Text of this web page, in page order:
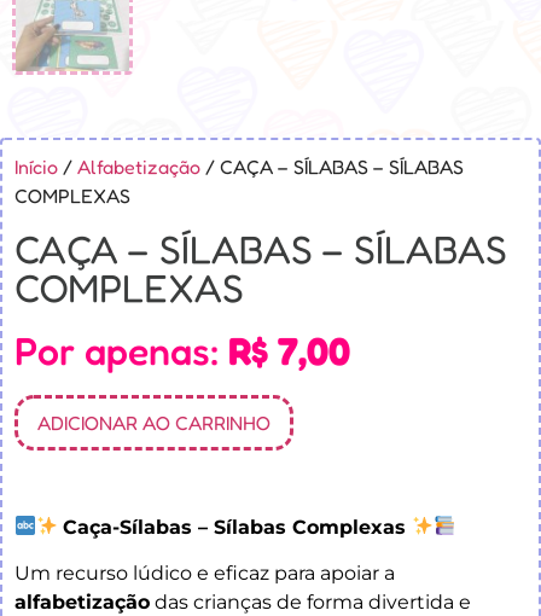
Início / Alfabetização / CAÇA – SÍLABAS – SÍLABAS
COMPLEXAS
CAÇA – SÍLABAS – SÍLABAS
COMPLEXAS
Por apenas: R$ 7,00
ADICIONAR AO CARRINHO
Caça-Sílabas – Sílabas Complexas
Um recurso lúdico e eficaz para apoiar a
alfabetização das crianças de forma divertida e